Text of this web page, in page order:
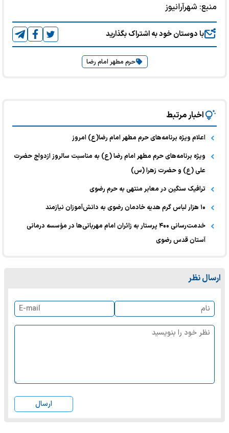
منبع: شهرآرانیوز
با دوستان خود به اشتراک بگذارید
حرم مطهر امام رضا
اخبار مرتبط
اعلام ویژه برنامه‌های حرم مطهر امام رضا(ع) امروز
ویژه برنامه‌های حرم مطهر امام رضا (ع) به مناسبت سالروز ازدواج حضرت
علی (ع) و حضرت زهرا (س)
ترافیک سنگین در معابر منتهی به حرم رضوی
۱۰ هزار لباس گرم هدیه خادمان رضوی به دانش‌آموزان نیازمند
خدمت‌رسانی ۴۰۰ پرستار به زائران امام مهربانی‌ها در مؤسسه درمانی
آستان قدس رضوی
ارسال نظر
ارسال